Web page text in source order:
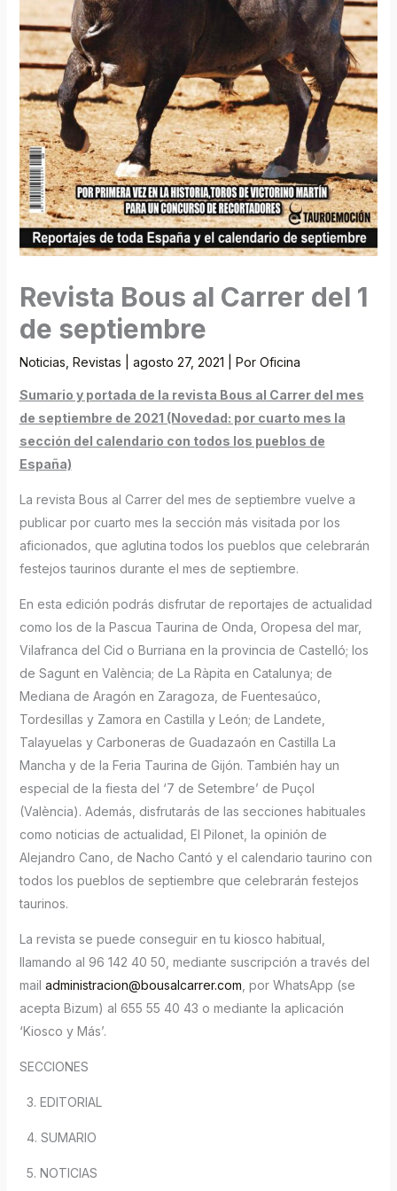
Revista Bous al Carrer del 1
de septiembre
Noticias Revistas agosto 27, 2021 | Por Oficina
Sumario y portada de la revista Bous al Carrer del mes
de septiembre de 2021 (Novedad: por cuarto mes la
sección del calendario con todos los pueblos de
España)
La revista Bous al Carrer del mes de septiembre vuelve a
publicar por cuarto mes la sección más visitada por los
aficionados, que aglutina todos los pueblos que celebrarán
festejos taurinos durante el mes de septiembre.
En esta edición podrás disfrutar de reportajes de actualidad
como los de la Pascua Taurina de Onda, Oropesa del mar,
Vilafranca del Cid o Burriana en la provincia de Castelló; los
de Sagunt en València; de La Ràpita en Catalunya; de
Mediana de Aragón en Zaragoza, de Fuentesaúco,
Tordesillas y Zamora en Castilla y León; de Landete,
Talayuelas y Carboneras de Guadazaón en Castilla La
Mancha y de la Feria Taurina de Gijón. También hay un
especial de la fiesta del ‘7 de Setembre’ de Puçol
(València). Además, disfrutarás de las secciones habituales
como noticias de actualidad, El Pilonet, la opinión de
Alejandro Cano, de Nacho Cantó y el calendario taurino con
todos los pueblos de septiembre que celebrarán festejos
taurinos.
La revista se puede conseguir en tu kiosco habitual,
llamando al 96 142 40 50, mediante suscripción a través del
mail administracion@bousalcarrer.com , por WhatsApp (se
acepta Bizum) al 655 55 40 43 o mediante la aplicación
‘Kiosco y Más’.
SECCIONES
3. EDITORIAL
4. SUMARIO
5. NOTICIAS